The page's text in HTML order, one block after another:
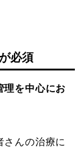
必須
理を中心にお
さんの治療に